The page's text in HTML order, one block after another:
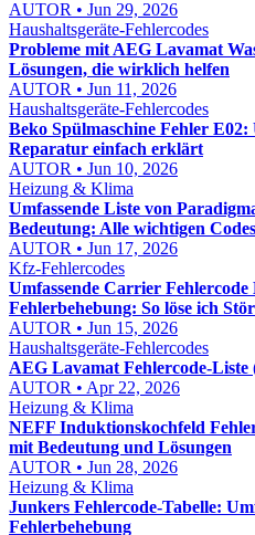
AUTOR • Jun 29, 2026
Haushaltsgeräte-Fehlercodes
Probleme mit AEG Lavamat
Lösungen, die wirklich helfen
AUTOR • Jun 11, 2026
Haushaltsgeräte-Fehlercodes
Beko Spülmaschine Fehler
Reparatur einfach erklärt
AUTOR • Jun 10, 2026
Heizung & Klima
Umfassende Liste von
Bedeutung: Alle wichtigen
AUTOR • Jun 17, 2026
Kfz-Fehlercodes
Umfassende Carrier
Fehlerbehebung: So löse ich
AUTOR • Jun 15, 2026
Haushaltsgeräte-Fehlercodes
AEG Lavamat Fehlercode-
AUTOR • Apr 22, 2026
Heizung & Klima
NEFF Induktionskochfeld
mit Bedeutung und Lösungen
AUTOR • Jun 28, 2026
Heizung & Klima
Junkers Fehlercode-Tabelle:
Fehlerbehebung